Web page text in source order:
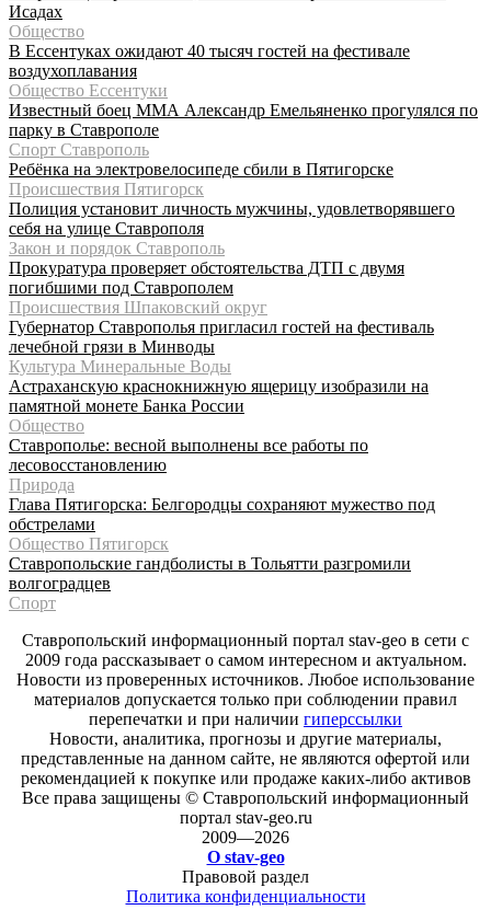
Исадах
Общество
В Ессентуках ожидают 40 тысяч гостей на фестивале
воздухоплавания
Общество Ессентуки
Известный боец ММА Александр Емельяненко прогулялся по
парку в Ставрополе
Спорт Ставрополь
Ребёнка на электровелосипеде сбили в Пятигорске
Происшествия Пятигорск
Полиция установит личность мужчины, удовлетворявшего
себя на улице Ставрополя
Закон и порядок Ставрополь
Прокуратура проверяет обстоятельства ДТП с двумя
погибшими под Ставрополем
Происшествия Шпаковский округ
Губернатор Ставрополья пригласил гостей на фестиваль
лечебной грязи в Минводы
Культура Минеральные Воды
Астраханскую краснокнижную ящерицу изобразили на
памятной монете Банка России
Общество
Ставрополье: весной выполнены все работы по
лесовосстановлению
Природа
Глава Пятигорска: Белгородцы сохраняют мужество под
обстрелами
Общество Пятигорск
Ставропольские гандболисты в Тольятти разгромили
волгоградцев
Спорт
Ставропольский информационный портал stav-geo в сети с
2009 года рассказывает о самом интересном и актуальном.
Новости из проверенных источников. Любое использование
материалов допускается только при соблюдении правил
перепечатки и при наличии гиперссылки
Новости, аналитика, прогнозы и другие материалы,
представленные на данном сайте, не являются офертой или
рекомендацией к покупке или продаже каких-либо активов
Все права защищены © Ставропольский информационный
портал stav-geo.ru
2009—2026
О stav-geo
Правовой раздел
Политика конфиденциальности